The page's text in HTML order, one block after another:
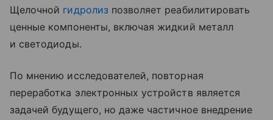
Щелочной гидролизпозволяет реабилитировать
ценные компоненты, включая жидкий металл
и светодиоды.
По мнению исследователей, повторная
переработка электронных устройств является
задачей будущего, но даже частичное внедрение